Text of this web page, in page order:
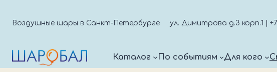
Воздушные шары в Санкт-Петербурге ул. Димитрова д.3 корп.1 | +7
Каталог По событиям Для кого